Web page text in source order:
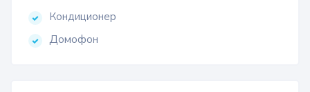
Кондиционер
Домофон